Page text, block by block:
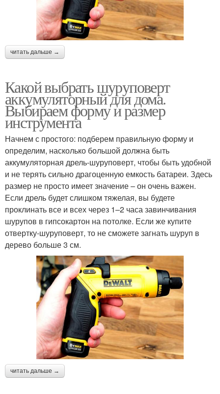
читать дальше →
Какой выбрать шуруповерт
аккумуляторный для дома.
Выбираем форму и размер
инструмента
Начнем с простого: подберем правильную форму и
определим, насколько большой должна быть
аккумуляторная дрель-шуруповерт, чтобы быть удобной
и не терять сильно драгоценную емкость батареи. Здесь
размер не просто имеет значение – он очень важен.
Если дрель будет слишком тяжелая, вы будете
проклинать все и всех через 1–2 часа завинчивания
шурупов в гипсокартон на потолке. Если же купите
отвертку-шуруповерт, то не сможете загнать шуруп в
дерево больше 3 см.
читать дальше →